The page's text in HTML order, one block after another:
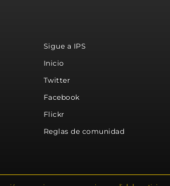
Sigue a IPS
Inicio
Twitter
Facebook
Flickr
Reglas de comunidad